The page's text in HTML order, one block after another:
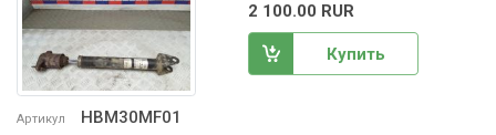
Артикул HBM30MF01
2 100.00 RUR
Купить